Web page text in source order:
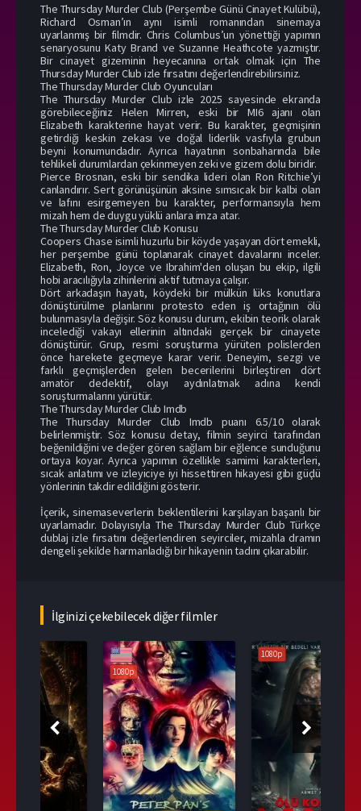
The Thursday Murder Club (Perşembe Günü Cinayet Kulübü),
Richard Osman’ın aynı isimli romanından sinemaya
uyarlanmış bir filmdir. Chris Columbus’un yönettiği yapımın
senaryosunu Katy Brand ve Suzanne Heathcote yazmıştır.
Bir cinayet gizeminin heyecanına ortak olmak için The
Thursday Murder Club izle fırsatını değerlendirebilirsiniz.
The Thursday Murder Club Oyuncuları
The Thursday Murder Club izle 2025 sayesinde ekranda
görebileceğiniz Helen Mirren, eski bir MI6 ajanı olan
Elizabeth karakterine hayat verir. Bu karakter, geçmişinin
getirdiği keskin zekası ve doğal liderlik vasfıyla grubun
beyni konumundadır. Ayrıca hayatının sonbaharında bile
tehlikeli durumlardan çekinmeyen zeki ve gizem dolu biridir.
Pierce Brosnan, eski bir sendika lideri olan Ron Ritchie’yi
canlandırır. Sert görünüşünün aksine sımsıcak bir kalbi olan
ve lafını esirgemeyen bu karakter, performansıyla hem
mizah hem de duygu yüklü anlara imza atar.
The Thursday Murder Club Konusu
Coopers Chase isimli huzurlu bir köyde yaşayan dört emekli,
her perşembe günü toplanarak cinayet davalarını inceler.
Elizabeth, Ron, Joyce ve Ibrahim'den oluşan bu ekip, ilgili
hobi aracılığıyla zihinlerini aktif tutmaya çalışır.
Dört arkadaşın hayatı, köydeki bir mülkün lüks konutlara
dönüştürülme planlarını protesto eden iş ortağının ölü
bulunmasıyla değişir. Söz konusu durum, ekibin teorik olarak
incelediği vakayı ellerinin altındaki gerçek bir cinayete
dönüştürür. Grup, resmi soruşturma yürüten polislerden
önce harekete geçmeye karar verir. Deneyim, sezgi ve
farklı geçmişlerden gelen becerilerini birleştiren dört
amatör dedektif, olayı aydınlatmak adına kendi
soruşturmalarını yürütür.
The Thursday Murder Club Imdb
The Thursday Murder Club Imdb puanı 6.5/10 olarak
belirlenmiştir. Söz konusu detay, filmin seyirci tarafından
beğenildiğini ve değer gören sağlam bir eğlence sunduğunu
ortaya koyar. Ayrıca yapımın özellikle samimi karakterleri,
sıcak anlatımı ve izleyiciye iyi hissettiren hikayesi gibi güçlü
yönlerinin takdir edildiğini gösterir.
İçerik, sinemaseverlerin beklentilerini karşılayan başarılı bir
uyarlamadır. Dolayısıyla The Thursday Murder Club Türkçe
dublaj izle fırsatını değerlendiren seyirciler, mizahla dramın
dengeli şekilde harmanladığı bir hikayenin tadını çıkarabilir.
İlginizi çekebilecek diğer filmler
1080p
1080p